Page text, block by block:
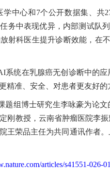
学中心和7个公开数据集、共
务中表现优异，内部测试队
射科医生提升诊断效能，在
系统在乳腺癌无创诊断中的
精准、安全、对患者更友好的
题组博士研究生李咏豪为论
刚教授，云南省肿瘤医院李
王荣品主任为共同通讯作者
articles/s41551-026-